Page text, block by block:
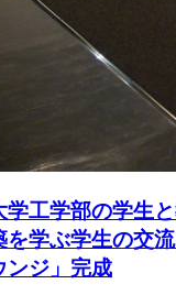
学工学部の学生
学ぶ学生の交流
ンジ」完成